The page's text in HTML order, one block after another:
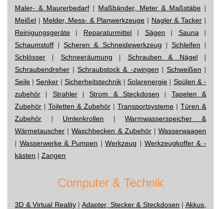
Maler- & Maurerbedarf | Maßbänder, Meter & Maßstäbe |
Meißel | Melder, Mess- & Planwerkzeuge | Nagler & Tacker |
Reinigungsgeräte | Reparaturmittel| Sägen | Sauna |
Schaumstoff |Scheren & Schneidewerkzeug | Schleifen |
Schlösser | Schneeräumung | Schrauben & Nägel|
Schraubendreher |Schraubstock & -zwingen | Schweißen |
Seile |Senker | Sicherheitstechnik|Solarenergie | Spülen & -
zubehör | Strahler|Strom & Steckdosen | Tapeten &
Zubehör | Toiletten & Zubehör | Transportsysteme | Türen &
Zubehör | Umlenkrollen |Warmwasserspeicher &
Wärmetauscher |Waschbecken & Zubehör|Wasserwaagen
| Wasserwerke & Pumpen |Werkzeug | Werkzeugkoffer & -
kästen | Zangen
Computer & Technik
3D & Virtual Reality|Adapter, Stecker & Steckdosen |Akkus,